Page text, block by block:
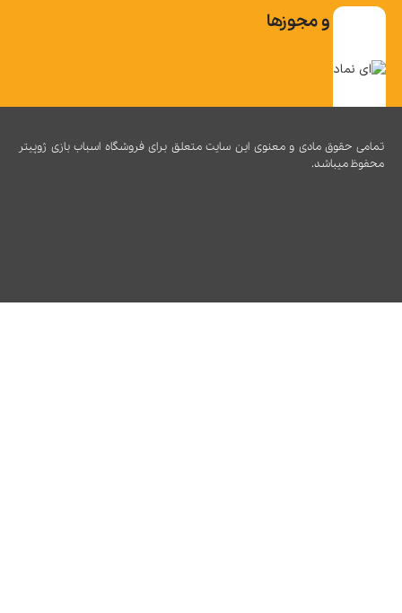
تاییدیه و مجوزها
تمامی حقوق مادی و معنوی این سایت متعلق برای فروشگاه اسباب بازی ژوپیتر
محفوظ میباشد.